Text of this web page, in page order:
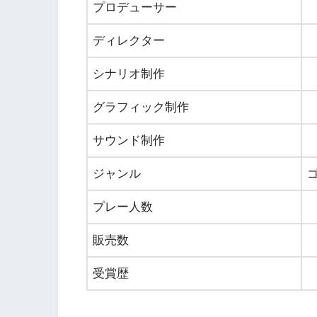
プロデューサー
ディレクター
シナリオ制作
グラフィック制作
サウンド制作
ジャンル
プレー人数
販売数
受賞歴